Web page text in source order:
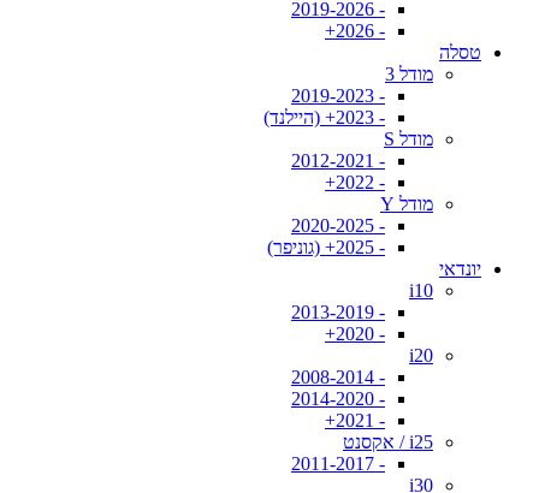
- 2019-2026
- 2026+
טסלה
מודל 3
- 2019-2023
- 2023+ (היילנד)
מודל S
- 2012-2021
- 2022+
מודל Y
- 2020-2025
- 2025+ (גוניפר)
יונדאי
i10
- 2013-2019
- 2020+
i20
- 2008-2014
- 2014-2020
- 2021+
i25 / אקסנט
- 2011-2017
i30